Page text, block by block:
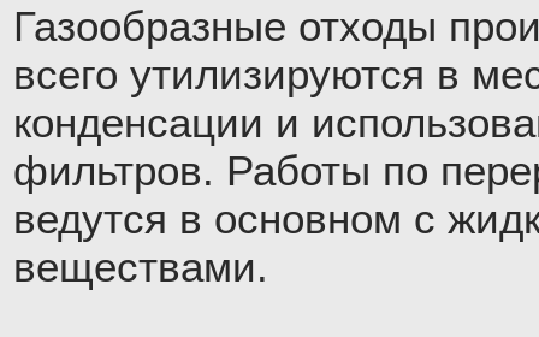
Газообразные отходы
всего утилизируются в
конденсации и
фильтров. Работы по
ведутся в основном с
веществами.